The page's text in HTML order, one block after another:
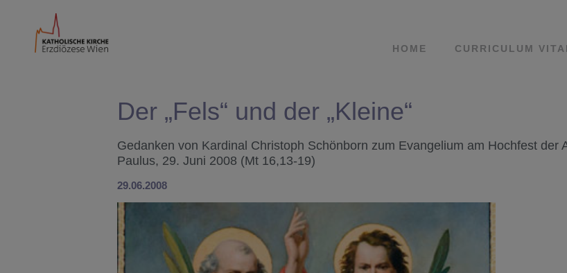
HOME CURRICULUM
Der „Fels“ und der „Kleine“
Gedanken von Kardinal Christoph Schönborn zum Evangelium am Hochfest der
Paulus, 29. Juni 2008 (Mt 16,13-19)
29.06.2008